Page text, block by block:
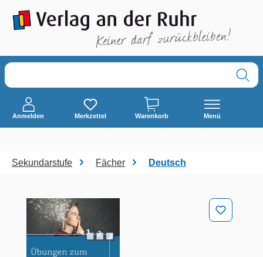
springen
Anmelden Merkzettel Warenkorb Menü
Sekundarstufe Fächer Deutsch
Bildergalerie überspringen